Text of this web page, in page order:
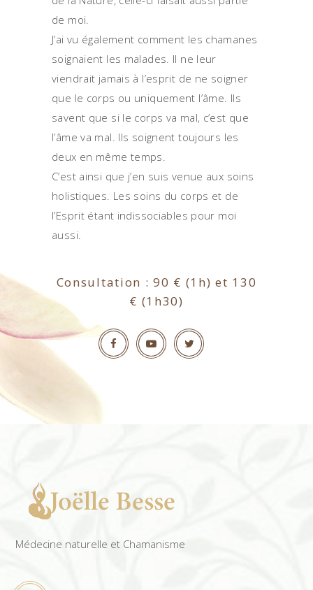
de moi.
J’ai vu également comment les chamanes
soignaient les malades. Il ne leur
viendrait jamais à l’esprit de ne soigner
que le corps ou uniquement l’âme. Ils
savent que si le corps va mal, c’est que
l’âme va mal. Ils soignent toujours les
deux en même temps.
C’est ainsi que j’en suis venue aux soins
holistiques. Les soins du corps et de
l’Esprit étant indissociables pour moi
aussi.
Consultation : 90 € (1h) et 130
€ (1h30)
Médecine naturelle et Chamanisme